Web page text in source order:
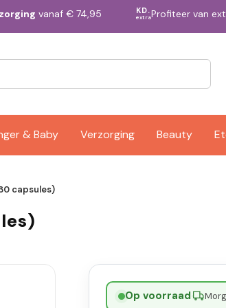
vanaf € 74,95 KD.
extraProfiteer van
& Baby Verzorging Beauty
capsules)
Op voorraad·